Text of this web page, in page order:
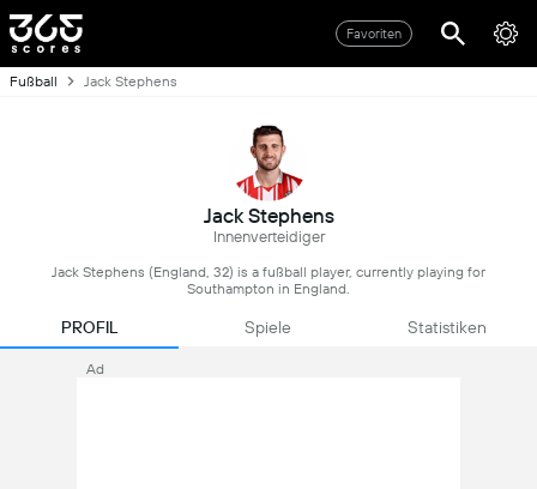
Favoriten
Fußball Jack Stephens
Jack Stephens
Innenverteidiger
Jack Stephens (England, 32) is a fußball player, currently playing for
Southampton in England.
PROFIL Spiele Statistiken
Ad